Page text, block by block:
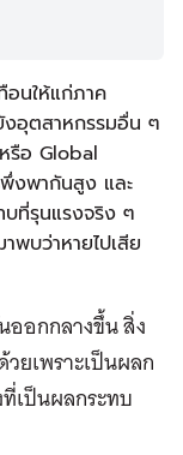
อนให้แก่ภาค
อุตสาหกรรมอื่น ๆ
รือ Global
งพากันสูง และ
ที่รุนแรงจริง ๆ
พบว่าหายไปเสีย
ออกกลางขึ้น สิ่ง
ยเพราะเป็นผลก
เป็นผลกระทบ